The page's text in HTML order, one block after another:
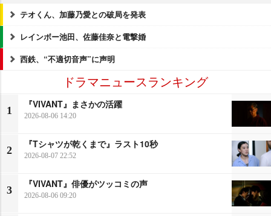
テオくん、加藤乃愛との破局を発表
レインボー池田、佐藤佳奈と電撃婚
西鉄、“不適切音声”に声明
ドラマニュースランキング
1
『VIVANT』まさかの活躍
2026-08-06 14:20
2
『Tシャツが乾くまで』ラスト10秒
2026-08-07 22:52
3
『VIVANT』俳優がツッコミの声
2026-08-06 09:20